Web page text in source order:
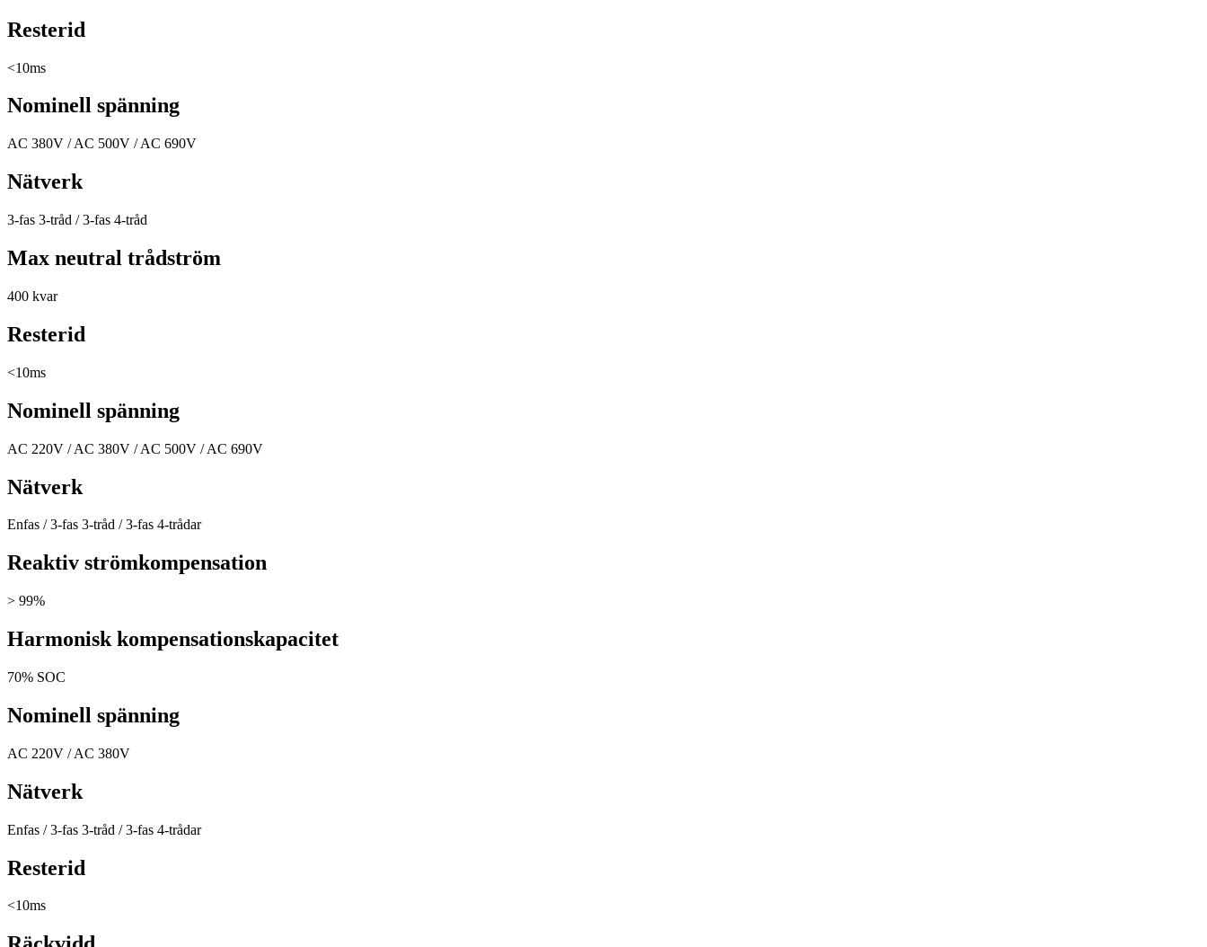
Resterid
<10ms
Nominell spänning
AC 380V / AC 500V / AC 690V
Nätverk
3-fas 3-tråd / 3-fas 4-tråd
Max neutral trådström
400 kvar
Resterid
<10ms
Nominell spänning
AC 220V / AC 380V / AC 500V / AC 690V
Nätverk
Enfas / 3-fas 3-tråd / 3-fas 4-trådar
Reaktiv strömkompensation
> 99%
Harmonisk kompensationskapacitet
70% SOC
Nominell spänning
AC 220V / AC 380V
Nätverk
Enfas / 3-fas 3-tråd / 3-fas 4-trådar
Resterid
<10ms